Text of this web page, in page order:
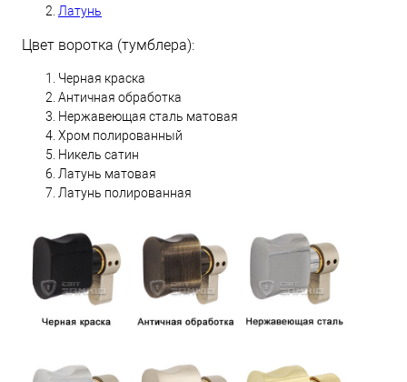
Латунь
Цвет воротка (тумблера):
Черная краска
Античная обработка
Нержавеющая сталь матовая
Хром полированный
Никель сатин
Латунь матовая
Латунь полированная